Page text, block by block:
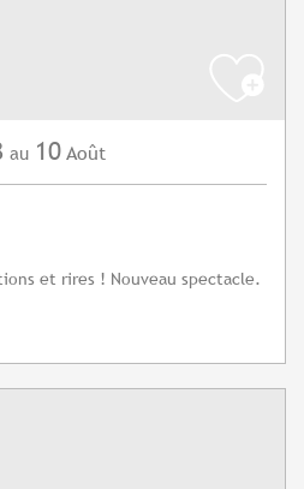
au 10 Août
et rires ! Nouveau spectacle.